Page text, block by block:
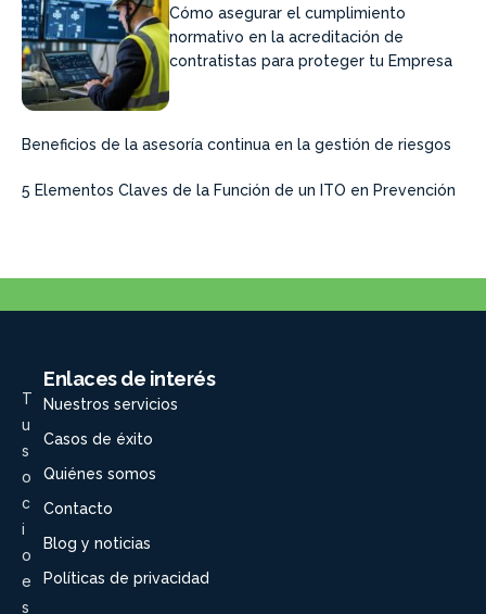
Cómo asegurar el cumplimiento
normativo en la acreditación de
contratistas para proteger tu Empresa
Beneficios de la asesoría continua en la gestión de riesgos
5 Elementos Claves de la Función de un ITO en Prevención
T
u
s
o
c
i
o
e
s
Enlaces de interés
Nuestros servicios
Casos de éxito
Quiénes somos
Contacto
Blog y noticias
Políticas de privacidad